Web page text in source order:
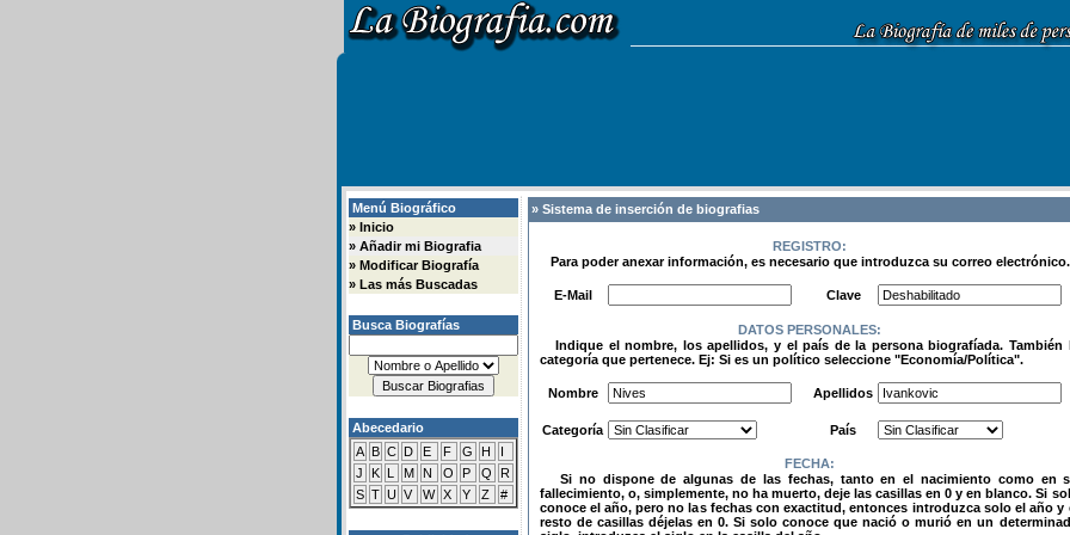
Menú Biográfico
» Inicio
» Añadir mi Biografia
» Modificar Biografía
» Las más Buscadas
Busca Biografías
Abecedario
A B C D E F G H
I
J
K L M N O P Q
R
S T U V W X Y Z #
» Sistema de inserción de biografias
REGISTRO:
Para poder anexar información, es necesario que introduzca su correo electrónico.
E-Mail
Clave
DATOS PERSONALES:
Indique el nombre, los apellidos, y el país de la persona biografíada. También
categoría que pertenece. Ej: Si es un político seleccione "Economía/Política".
Nombre
Apellidos
Categoría País
FECHA:
Si no dispone de algunas de las fechas, tanto en el nacimiento como en
fallecimiento, o, simplemente, no ha muerto, deje las casillas en 0 y en blanco. Si
conoce el año, pero no las fechas con exactitud, entonces introduzca solo el año y
resto de casillas déjelas en 0. Si solo conoce que nació o murió en un